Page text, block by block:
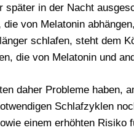
später in der Nacht
von Melatonin
schlafen, steht dem
die von Melatonin und
daher Probleme haben,
Schlafzyklen
einem erhöhten Risiko